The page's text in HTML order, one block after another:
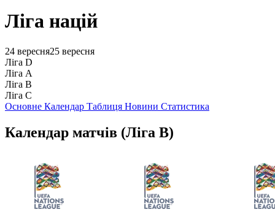
Ліга націй
24 вересня25 вересня
Ліга D
Ліга А
Ліга B
Ліга С
Основне Календар Таблиця Новини Статистика
Календар матчів (Ліга B)